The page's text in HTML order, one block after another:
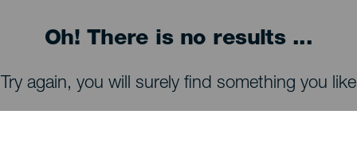
Oh! There is no results ...
Try again, you will surely find something you like